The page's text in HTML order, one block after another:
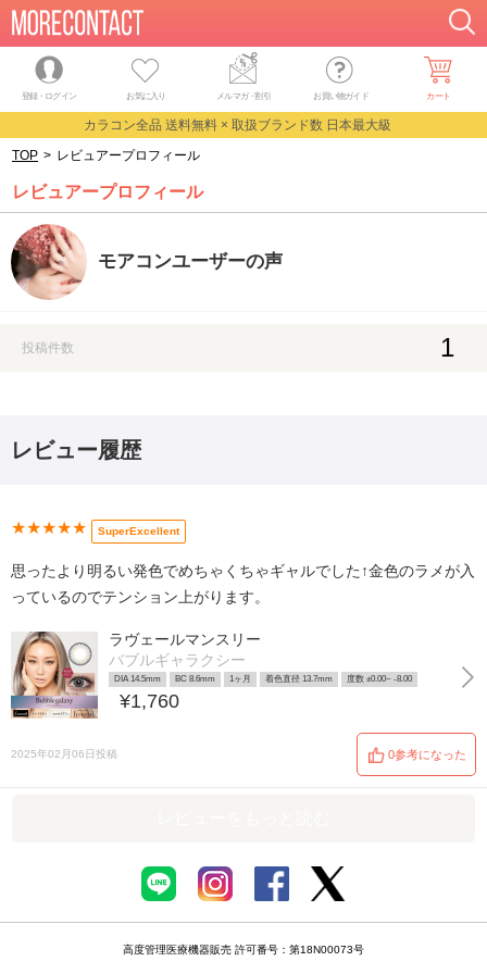
登録・ログイン お気に入り メルマガ・割引 お買い物ガイド カート
カラコン全品 送料無料 × 取扱ブランド数 日本最大級
TOP > レビュアープロフィール
レビュアープロフィール
モアコンユーザーの声
投稿件数 1
レビュー履歴
★★★★★ SuperExcellent
思ったより明るい発色でめちゃくちゃギャルでした↑金色のラメが入
っているのでテンション上がります。
ラヴェールマンスリー
バブルギャラクシー
DIA 14.5mm BC 8.6mm 1ヶ月 着色直径 13.7mm 度数 ±0.00~ -8.00
¥1,760
2025年02月06日投稿 0参考になった
高度管理医療機器販売 許可番号：第18N00073号